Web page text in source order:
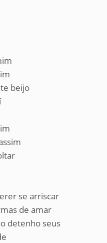
beijo
se arriscar
de amar
detenho seus